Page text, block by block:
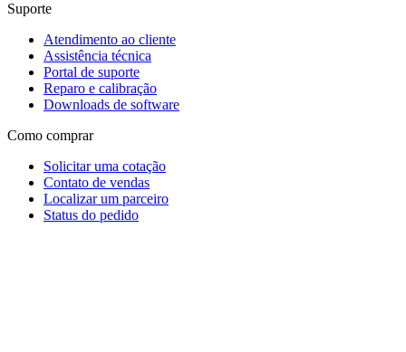
Suporte
Atendimento ao cliente
Assistência técnica
Portal de suporte
Reparo e calibração
Downloads de software
Como comprar
Solicitar uma cotação
Contato de vendas
Localizar um parceiro
Status do pedido